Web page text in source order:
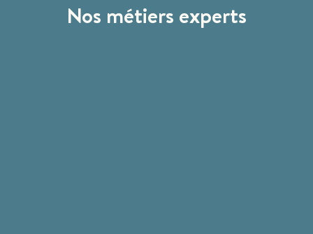
Nos métiers experts